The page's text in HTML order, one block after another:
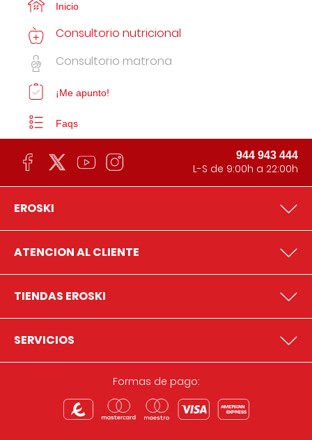
Inicio
Consultorio nutricional
Consultorio matrona
¡Me apunto!
Faqs
944 943 444
L-S de 9:00h a 22:00h
EROSKI
ATENCION AL CLIENTE
TIENDAS EROSKI
SERVICIOS
Formas de pago: